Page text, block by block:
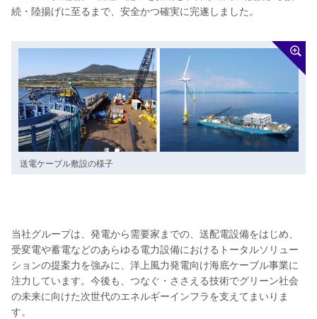
続・陸揚げに至るまで、安全かつ確実に完遂しました。
送電ケーブル敷設の様子
当社グループは、発電から需要家までの、送配電設備をはじめ、
受変電や蓄電などのあらゆる電力設備におけるトータルソリュー
ションの提案力を強みに、洋上風力発電向け海底ケーブル事業に
注力しています。今後も、つなぐ・ささえる技術でグリーン社会
の未来に向けた次世代のエネルギーインフラを支えてまいりま
す。